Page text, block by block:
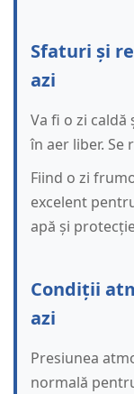
Sfaturi și
azi
Va fi o zi
în aer liber. Se
Fiind o zi
excelent
apă și
Condiții
azi
Presiunea
normală